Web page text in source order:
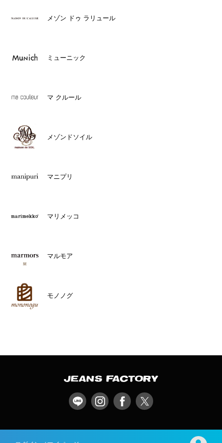
メゾン ドゥ ラリュール
ミューニック
マ クルール
メゾンドソイル
マニプリ
マリメッコ
マルモア
モノノグ